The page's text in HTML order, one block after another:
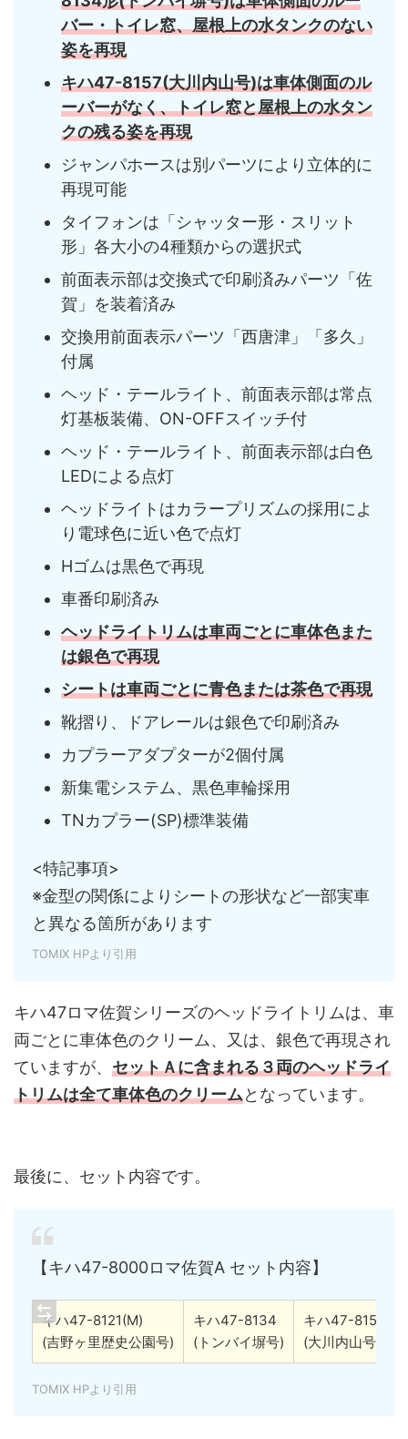
バー・トイレ窓、屋根上の水タンクのない
姿を再現
キハ47-8157(大川内山号)は車体側面のル
ーバーがなく、トイレ窓と屋根上の水タン
クの残る姿を再現
ジャンパホースは別パーツにより立体的に
再現可能
タイフォンは「シャッター形・スリット
形」各大小の4種類からの選択式
前面表示部は交換式で印刷済みパーツ「佐
賀」を装着済み
交換用前面表示パーツ「西唐津」「多久」
付属
ヘッド・テールライト、前面表示部は常点
灯基板装備、ON-OFFスイッチ付
ヘッド・テールライト、前面表示部は白色
LEDによる点灯
ヘッドライトはカラープリズムの採用によ
り電球色に近い色で点灯
Hゴムは黒色で再現
車番印刷済み
ヘッドライトリムは車両ごとに車体色また
は銀色で再現
シートは車両ごとに青色または茶色で再現
靴摺り、ドアレールは銀色で印刷済み
カプラーアダプターが2個付属
新集電システム、黒色車輪採用
TNカプラー(SP)標準装備
<特記事項>
※金型の関係によりシートの形状など一部実車
と異なる箇所があります
TOMIX HPより引用
キハ47ロマ佐賀シリーズのヘッドライトリムは、車
両ごとに車体色のクリーム、又は、銀色で再現され
ていますが、 セットＡに含まれる３両のヘッドライ
トリムは全て車体色のクリームとなっています。
最後に、セット内容です。
【キハ47-8000ロマ佐賀A セット内容】
キハ47-8121(M)
(吉野ヶ里歴史公園号)
キハ47-8134
(トンバイ塀号)
キハ47-8157
(大川内山号)
TOMIX HPより引用